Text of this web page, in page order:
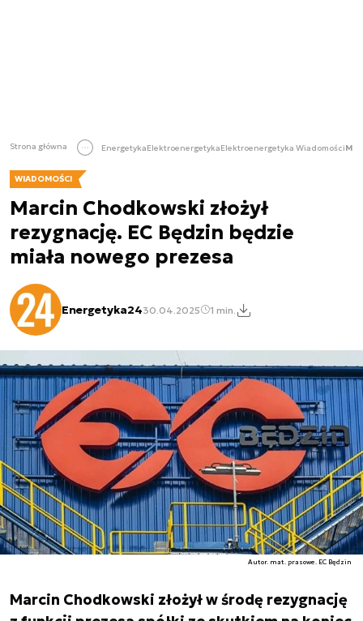
Strona główna EnergetykaElektroenergetykaElektroenergetyka Wiadomości
WIADOMOŚCI
Marcin Chodkowski złożył
rezygnację. EC Będzin będzie
miała nowego prezesa
Energetyka2430.04.2025 1 min.
Autor. mat. prasowe. EC Będzin
Marcin Chodkowski złożył w środę rezygnację